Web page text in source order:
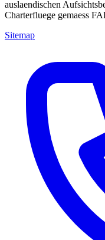
auslaendischen
Charterfluege gemaess
Sitemap